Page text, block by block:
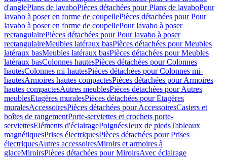
d'anglePlans de lavaboPièces détachées pour Plans de lavaboPour
lavabo à poser en forme de coupellePièces détachées pour Pour
lavabo à poser en forme de coupellePour lavabo à poser
rectangulairePièces détachées pour Pour lavabo à poser
rectangulaireMeubles latéraux basPièces détachées pour Meubles
latéraux basMeubles latéraux basPièces détachées pour Meubles
latéraux basColonnes hautesPièces détachées pour Colonnes
hautesColonnes mi-hautesPièces détachées pour Colonnes mi-
hautesArmoires hautes compactesPièces détachées pour Armoires
hautes compactesAutres meublesPièces détachées pour Autres
meublesEtagères muralesPièces détachées pour Etagères
muralesAccessoiresPièces détachées pour AccessoiresCasiers et
boîtes de rangementPorte-serviettes et crochets porte-
serviettesEléments d'éclairagePoignéesJeux de piedsTableaux
magnétiquesPrises électriquesPièces détachées pour Prises
électriquesAutres accessoiresMiroirs et armoires à
glaceMiroirsPièces détachées pour MiroirsAvec éclairage